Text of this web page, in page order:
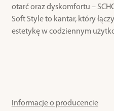
otarć oraz dyskomfortu –
Soft Style to kantar, który
estetykę w codziennym
Informacje o producencie